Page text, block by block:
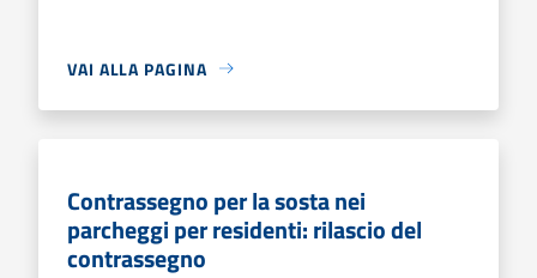
VAI ALLA PAGINA
Contrassegno per la sosta nei
parcheggi per residenti: rilascio del
contrassegno